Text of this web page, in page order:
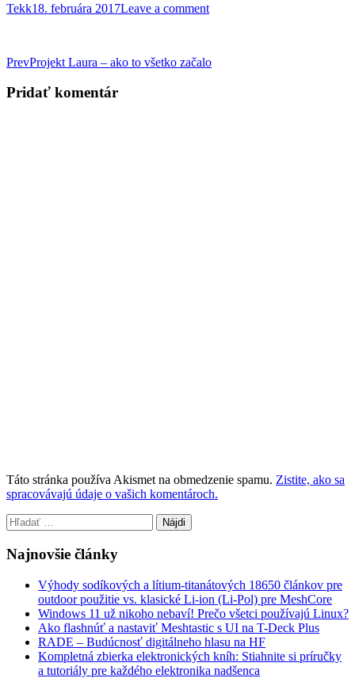
Tekk18. februára 2017Leave a comment
Post
navigation
PrevProjekt Laura – ako to všetko začalo
Pridať komentár
Táto stránka používa Akismet na obmedzenie spamu. Zistite, ako sa
spracovávajú údaje o vašich komentároch.
Hľadať:
Najnovšie články
Výhody sodíkových a lítium-titanátových 18650 článkov pre
outdoor použitie vs. klasické Li-ion (Li-Pol) pre MeshCore
Windows 11 už nikoho nebaví! Prečo všetci používajú Linux?
Ako flashnúť a nastaviť Meshtastic s UI na T-Deck Plus
RADE – Budúcnosť digitálneho hlasu na HF
Kompletná zbierka elektronických kníh: Stiahnite si príručky
a tutoriály pre každého elektronika nadšenca